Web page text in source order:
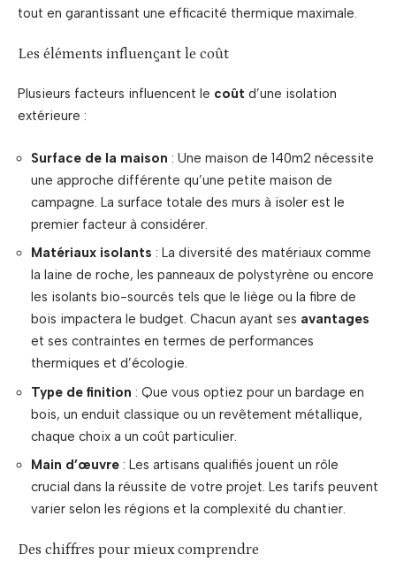
tout en garantissant une efficacité thermique maximale.
Les éléments influençant le coût
Plusieurs facteurs influencent le coût d’une isolation
extérieure :
Surface de la maison : Une maison de 140m2 nécessite
une approche différente qu’une petite maison de
campagne. La surface totale des murs à isoler est le
premier facteur à considérer.
Matériaux isolants : La diversité des matériaux comme
la laine de roche, les panneaux de polystyrène ou encore
les isolants bio-sourcés tels que le liège ou la fibre de
bois impactera le budget. Chacun ayant ses avantages
et ses contraintes en termes de performances
thermiques et d’écologie.
Type de finition : Que vous optiez pour un bardage en
bois, un enduit classique ou un revêtement métallique,
chaque choix a un coût particulier.
Main d’œuvre : Les artisans qualifiés jouent un rôle
crucial dans la réussite de votre projet. Les tarifs peuvent
varier selon les régions et la complexité du chantier.
Des chiffres pour mieux comprendre